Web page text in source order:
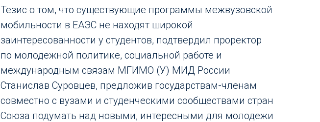
Тезис о том, что существующие программы межвузовской
мобильности в ЕАЭС не находят широкой
заинтересованности у студентов, подтвердил проректор
по молодежной политике, социальной работе и
международным связам МГИМО (У) МИД России
Станислав Суровцев, предложив государствам-членам
совместно с вузами и студенческими сообществами стран
Союза подумать над новыми, интересными для молодежи